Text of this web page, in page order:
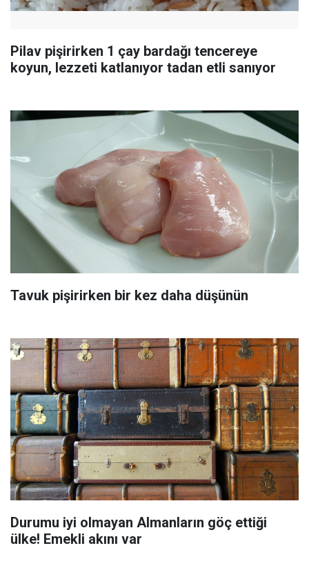
Pilav pişirirken 1 çay bardağı tencereye
koyun, lezzeti katlanıyor tadan etli sanıyor
Tavuk pişirirken bir kez daha düşünün
Durumu iyi olmayan Almanların göç ettiği
ülke! Emekli akını var